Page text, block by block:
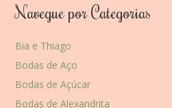
Navegue por Categorias
Bia e Thiago
Bodas de Aço
Bodas de Açúcar
Bodas de Alexandrita